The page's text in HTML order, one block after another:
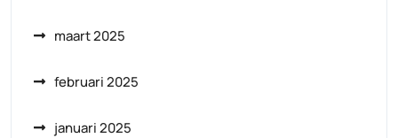
maart 2025
februari 2025
januari 2025